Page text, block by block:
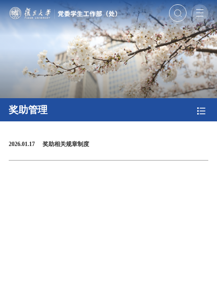
奖助管理
2026.01.17 奖助相关规章制度